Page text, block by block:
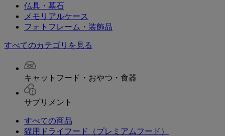
仏具・墓石
メモリアルケース
フォトフレーム・装飾品
すべてのカテゴリを見る
キャットフード・おやつ・食器
サプリメント
すべての商品
猫用ドライフード（プレミアムフード）